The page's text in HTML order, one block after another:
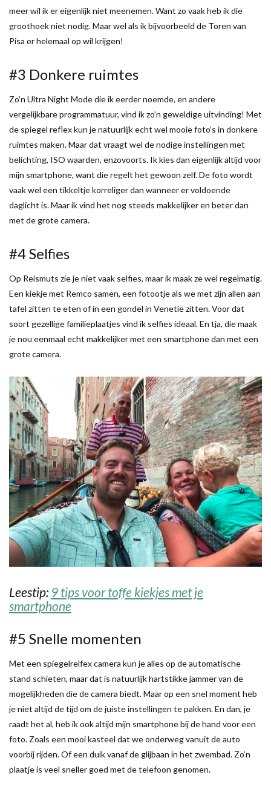
meer wil ik er eigenlijk niet meenemen. Want zo vaak heb ik die
groothoek niet nodig. Maar wel als ik bijvoorbeeld de Toren van
Pisa er helemaal op wil krijgen!
#3 Donkere ruimtes
Zo’n Ultra Night Mode die ik eerder noemde, en andere
vergelijkbare programmatuur, vind ik zo’n geweldige uitvinding! Met
de spiegel reflex kun je natuurlijk echt wel mooie foto’s in donkere
ruimtes maken. Maar dat vraagt wel de nodige instellingen met
belichting, ISO waarden, enzovoorts. Ik kies dan eigenlijk altijd voor
mijn smartphone, want die regelt het gewoon zelf. De foto wordt
vaak wel een tikkeltje korreliger dan wanneer er voldoende
daglicht is. Maar ik vind het nog steeds makkelijker en beter dan
met de grote camera.
#4 Selfies
Op Reismuts zie je niet vaak selfies, maar ik maak ze wel regelmatig.
Een kiekje met Remco samen, een fotootje als we met zijn allen aan
tafel zitten te eten of in een gondel in Venetië zitten. Voor dat
soort gezellige familieplaatjes vind ik selfies ideaal. En tja, die maak
je nou eenmaal echt makkelijker met een smartphone dan met een
grote camera.
Leestip: 9 tips voor toffe kiekjes met je
smartphone
#5 Snelle momenten
Met een spiegelrelfex camera kun je alles op de automatische
stand schieten, maar dat is natuurlijk hartstikke jammer van de
mogelijkheden die de camera biedt. Maar op een snel moment heb
je niet altijd de tijd om de juiste instellingen te pakken. En dan, je
raadt het al, heb ik ook altijd mijn smartphone bij de hand voor een
foto. Zoals een mooi kasteel dat we onderweg vanuit de auto
voorbij rijden. Of een duik vanaf de glijbaan in het zwembad. Zo’n
plaatje is veel sneller goed met de telefoon genomen.